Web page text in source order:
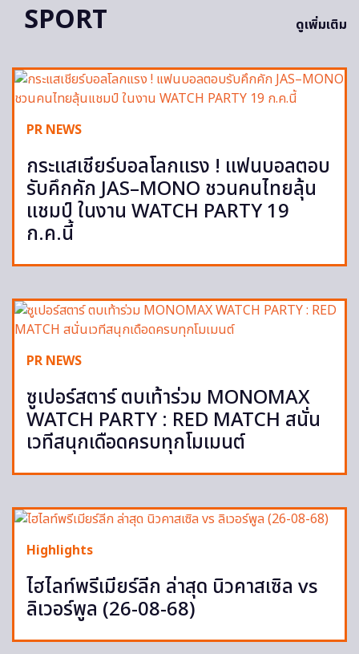
SPORT
ดูเพิ่มเติม
PR NEWS
กระแสเชียร์บอลโลกแรง ! แฟนบอลตอบ
รับคึกคัก JAS–MONO ชวนคนไทยลุ้น
แชมป์ ในงาน WATCH PARTY 19
ก.ค.นี้
PR NEWS
ซูเปอร์สตาร์ ตบเท้าร่วม MONOMAX
WATCH PARTY : RED MATCH สนั่น
เวทีสนุกเดือดครบทุกโมเมนต์
Highlights
ไฮไลท์พรีเมียร์ลีก ล่าสุด นิวคาสเซิล vs
ลิเวอร์พูล (26-08-68)